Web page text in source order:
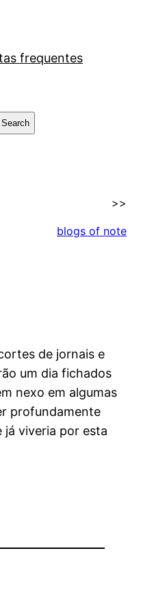
frequentes
Search
>>
blogs of note
de jornais e
um dia fichados
nexo em algumas
profundamente
viveria por esta